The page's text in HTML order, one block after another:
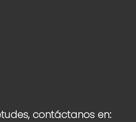
contáctanos en: